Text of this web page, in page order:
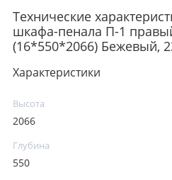
Технические
шкафа-пенала П-1
(16*550*2066) Бежевый,
Характеристики
Высота
2066
Глубина
550